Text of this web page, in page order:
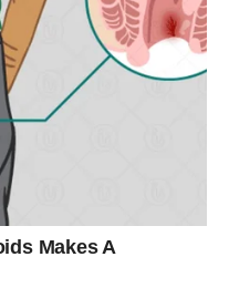
bez
da kažeš “dosta”.
mir po svaku cenu. Ali
što zaslužuješ.